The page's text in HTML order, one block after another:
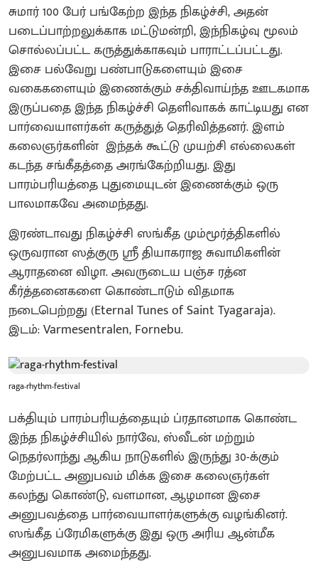
சுமார் 100 பேர் பங்கேற்ற இந்த நிகழ்ச்சி, அதன்
படைப்பாற்றலுக்காக மட்டுமன்றி, இந்நிகழ்வு மூலம்
சொல்லப்பட்ட கருத்துக்காகவும் பாராட்டப்பட்டது.
இசை பல்வேறு பண்பாடுகளையும் இசை
வகைகளையும் இணைக்கும் சக்திவாய்ந்த ஊடகமாக
இருப்பதை இந்த நிகழ்ச்சி தெளிவாகக் காட்டியது என
பார்வையாளர்கள் கருத்துத் தெரிவித்தனர். இளம்
கலைஞர்களின் இந்தக் கூட்டு முயற்சி எல்லைகள்
கடந்த சங்கீதத்தை அரங்கேற்றியது. இது
பாரம்பரியத்தை புதுமையுடன் இணைக்கும் ஒரு
பாலமாகவே அமைந்தது.
இரண்டாவது நிகழ்ச்சி ஸங்கீத மும்மூர்த்திகளில்
ஒருவரான ஸத்குரு ஸ்ரீ தியாகராஜ சுவாமிகளின்
ஆராதனை விழா. அவருடைய பஞ்ச ரத்ன
கீர்த்தனைகளை கொண்டாடும் விதமாக
நடைபெற்றது (Eternal Tunes of Saint Tyagaraja).
இடம்: Varmesentralen, Fornebu.
raga-rhythm-festival
பக்தியும் பாரம்பரியத்தையும் ப்ரதானமாக கொண்ட
இந்த நிகழ்ச்சியில் நார்வே, ஸ்வீடன் மற்றும்
நெதர்லாந்து ஆகிய நாடுகளில் இருந்து 30-க்கும்
மேற்பட்ட அனுபவம் மிக்க இசை கலைஞர்கள்
கலந்து கொண்டு, வளமான, ஆழமான இசை
அனுபவத்தை பார்வையாளர்களுக்கு வழங்கினர்.
ஸங்கீத ப்ரேமிகளுக்கு இது ஒரு அரிய ஆன்மீக
அனுபவமாக அமைந்தது.